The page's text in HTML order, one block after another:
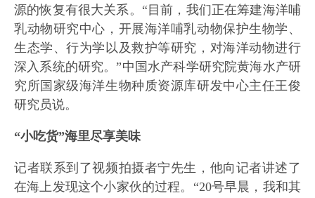
源的恢复有很大关系。“目前，我们正在筹建海洋哺
乳动物研究中心，开展海洋哺乳动物保护生物学、
生态学、行为学以及救护等研究，对海洋动物进行
深入系统的研究。”中国水产科学研究院黄海水产研
究所国家级海洋生物种质资源库研发中心主任王俊
研究员说。
“小吃货”海里尽享美味
记者联系到了视频拍摄者宁先生，他向记者讲述了
在海上发现这个小家伙的过程。“20号早晨，我和其